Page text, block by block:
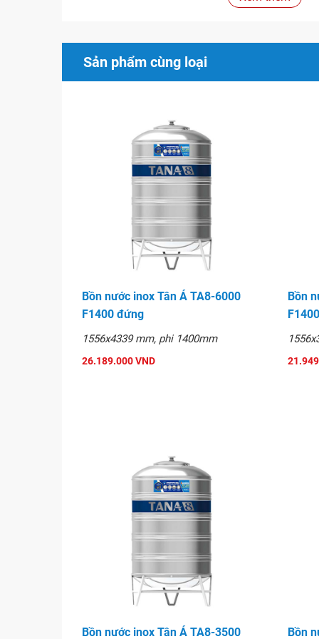
định được chất lượng sản phẩm đáp ứng nhu
chung cư cao tầng và nhà máy công nghiệp
Sản phẩm cùng loại
Bồn nước inox Tân Á TA8-6000
F1400 đứng
1556x4339 mm, phi 1400mm
26.189.000 VND
Bồn
Bồn nước inox Tân Á TA8-3500 Bồn